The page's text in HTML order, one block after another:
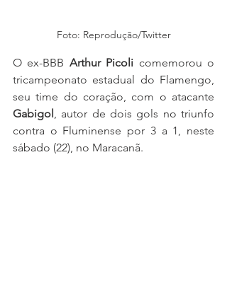
Foto: Reprodução/Twitter
O ex-BBB Arthur Picoli comemorou o
tricampeonato estadual do Flamengo,
Gabigol, autor de dois gols no triunfo
contra o Fluminense por 3 a 1, neste
sábado (22), no Maracanã.